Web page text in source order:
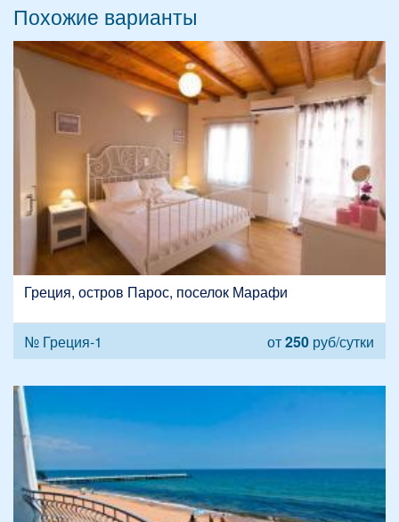
Похожие варианты
Греция, остров Парос, поселок Марафи
№ Греция-1 от250 руб/сутки